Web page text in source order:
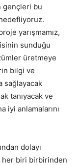
gençleri bu
yarışmamız,
sunduğu
üretmeye
bilgi ve
sağlayacak
tanıyacak ve
iyi anlamalarını
dolayı
her biri birbirinden